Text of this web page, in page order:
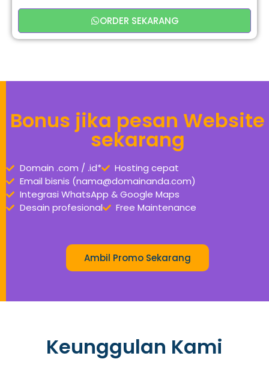
ORDER SEKARANG
Bonus jika pesan Website
sekarang
Domain .com / .id*
Hosting cepat
Email bisnis (nama@domainanda.com)
Integrasi WhatsApp & Google Maps
Desain profesional
Free Maintenance
Ambil Promo Sekarang
Keunggulan Kami